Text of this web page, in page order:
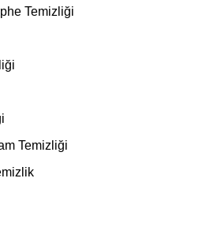
Temizliği
Temizliği